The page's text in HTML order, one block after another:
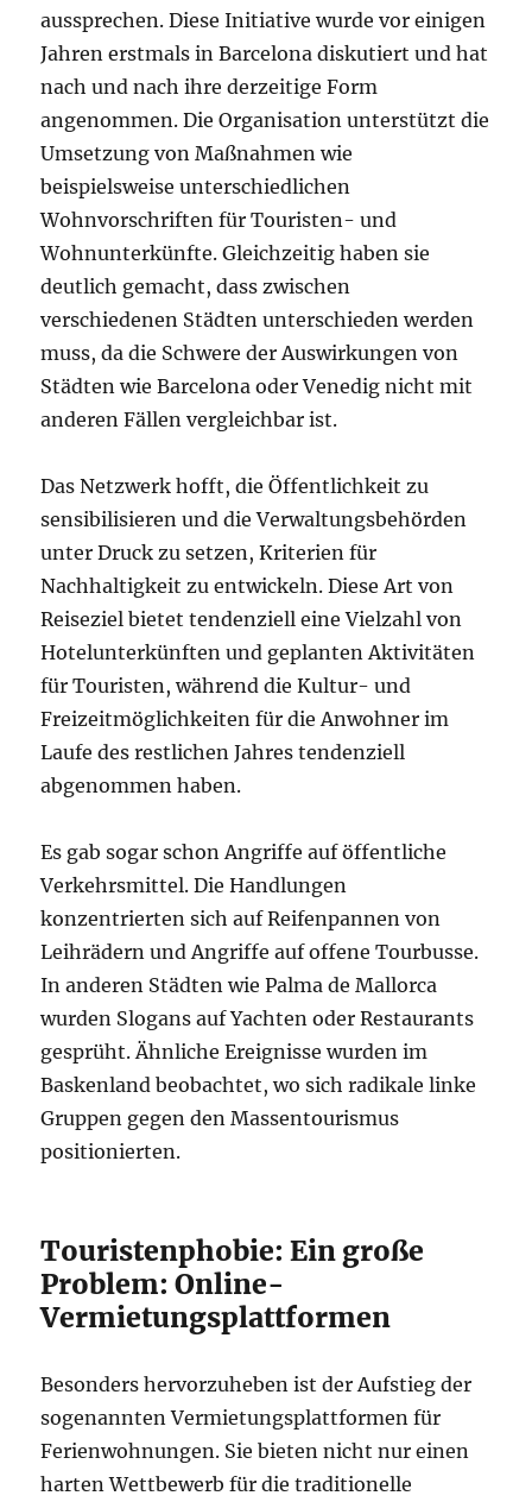
aussprechen. Diese Initiative wurde vor einigen
Jahren erstmals in Barcelona diskutiert und hat
nach und nach ihre derzeitige Form
angenommen. Die Organisation unterstützt die
Umsetzung von Maßnahmen wie
beispielsweise unterschiedlichen
Wohnvorschriften für Touristen- und
Wohnunterkünfte. Gleichzeitig haben sie
deutlich gemacht, dass zwischen
verschiedenen Städten unterschieden werden
muss, da die Schwere der Auswirkungen von
Städten wie Barcelona oder Venedig nicht mit
anderen Fällen vergleichbar ist.
Das Netzwerk hofft, die Öffentlichkeit zu
sensibilisieren und die Verwaltungsbehörden
unter Druck zu setzen, Kriterien für
Nachhaltigkeit zu entwickeln. Diese Art von
Reiseziel bietet tendenziell eine Vielzahl von
Hotelunterkünften und geplanten Aktivitäten
für Touristen, während die Kultur- und
Freizeitmöglichkeiten für die Anwohner im
Laufe des restlichen Jahres tendenziell
abgenommen haben.
Es gab sogar schon Angriffe auf öffentliche
Verkehrsmittel. Die Handlungen
konzentrierten sich auf Reifenpannen von
Leihrädern und Angriffe auf offene Tourbusse.
In anderen Städten wie Palma de Mallorca
wurden Slogans auf Yachten oder Restaurants
gesprüht. Ähnliche Ereignisse wurden im
Baskenland beobachtet, wo sich radikale linke
Gruppen gegen den Massentourismus
positionierten.
Touristenphobie: Ein große
Problem: Online-
Vermietungsplattformen
Besonders hervorzuheben ist der Aufstieg der
sogenannten Vermietungsplattformen für
Ferienwohnungen. Sie bieten nicht nur einen
harten Wettbewerb für die traditionelle